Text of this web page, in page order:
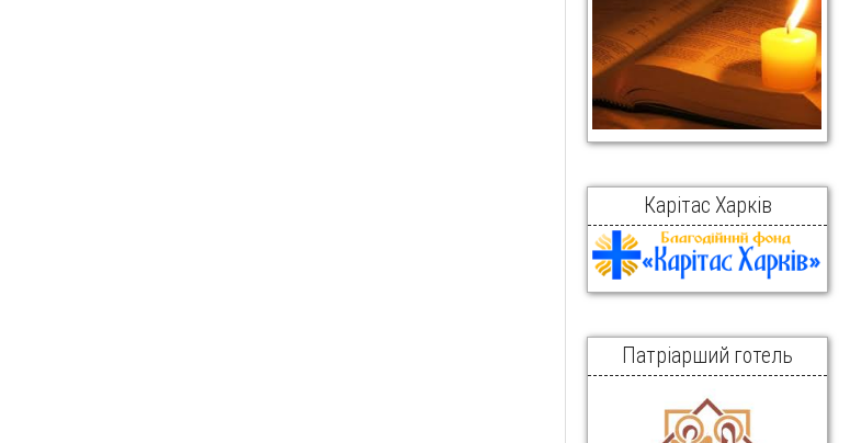
Карітас Харків
Патріарший готель